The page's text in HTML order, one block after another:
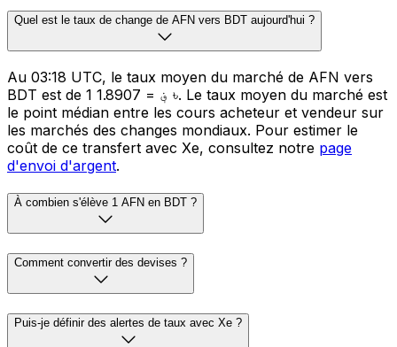
Quel est le taux de change de AFN vers BDT aujourd'hui ?
Au 03:18 UTC, le taux moyen du marché de AFN vers
BDT est de 1 ؋ = 1.8907 ৳. Le taux moyen du marché est
le point médian entre les cours acheteur et vendeur sur
les marchés des changes mondiaux. Pour estimer le
coût de ce transfert avec Xe, consultez notre page
d'envoi d'argent.
À combien s'élève 1 AFN en BDT ?
Comment convertir des devises ?
Puis-je définir des alertes de taux avec Xe ?